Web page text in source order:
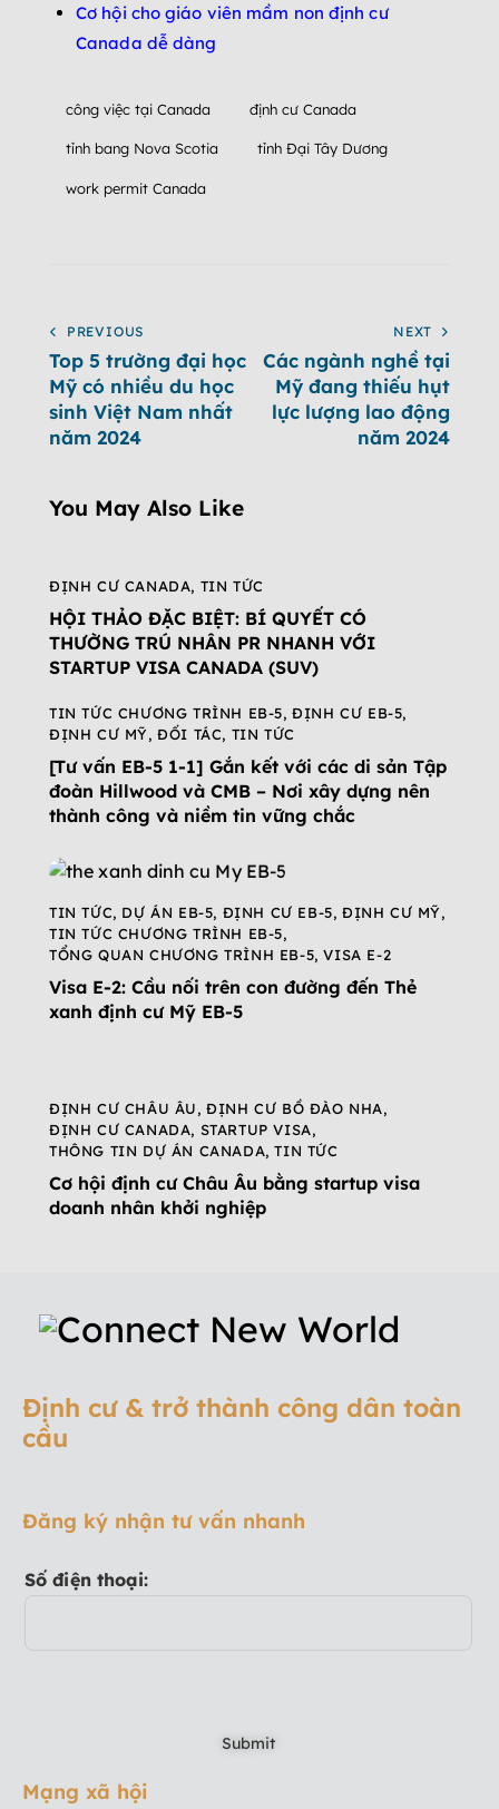
Cơ hội cho giáo viên mầm non định cư
Canada dễ dàng
công việc tại Canada định cư Canada
tỉnh bang Nova Scotia tỉnh Đại Tây Dương
work permit Canada
PREVIOUS
Top 5 trường đại học
Mỹ có nhiều du học
sinh Việt Nam nhất
năm 2024
NEXT
Các ngành nghề tại
Mỹ đang thiếu hụt
lực lượng lao động
năm 2024
You May Also Like
ĐỊNH CƯ CANADA, TIN TỨC
HỘI THẢO ĐẶC BIỆT: BÍ QUYẾT CÓ
THƯỜNG TRÚ NHÂN PR NHANH VỚI
STARTUP VISA CANADA (SUV)
TIN TỨC CHƯƠNG TRÌNH EB-5,ĐỊNH CƯ EB-5,
ĐỊNH CƯ MỸ,ĐỐI TÁC, TIN TỨC
[Tư vấn EB-5 1-1] Gắn kết với các di sản Tập
đoàn Hillwood và CMB – Nơi xây dựng nên
thành công và niềm tin vững chắc
TIN TỨC, DỰ ÁN EB-5, ĐỊNH CƯ EB-5,ĐỊNH CƯ MỸ,
TIN TỨC CHƯƠNG TRÌNH EB-5,
TỔNG QUAN CHƯƠNG TRÌNH EB-5,VISA E-2
Visa E-2: Cầu nối trên con đường đến Thẻ
xanh định cư Mỹ EB-5
ĐỊNH CƯ CHÂU ÂU,ĐỊNH CƯ BỒ ĐÀO NHA,
ĐỊNH CƯ CANADA, STARTUP VISA,
THÔNG TIN DỰ ÁN CANADA,TIN TỨC
Cơ hội định cư Châu Âu bằng startup visa
doanh nhân khởi nghiệp
Định cư & trở thành công dân toàn
cầu
Đăng ký nhận tư vấn nhanh
Số điện thoại:
Mạng xã hội